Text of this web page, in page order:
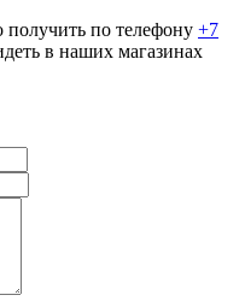
по телефону +7
в наших магазинах